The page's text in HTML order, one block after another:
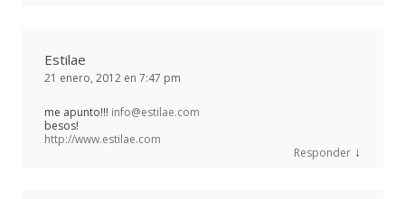
Estilae
21 enero, 2012 en 7:47 pm
me apunto!!! info@estilae.com
besos!
http://www.estilae.com
Responder ↓